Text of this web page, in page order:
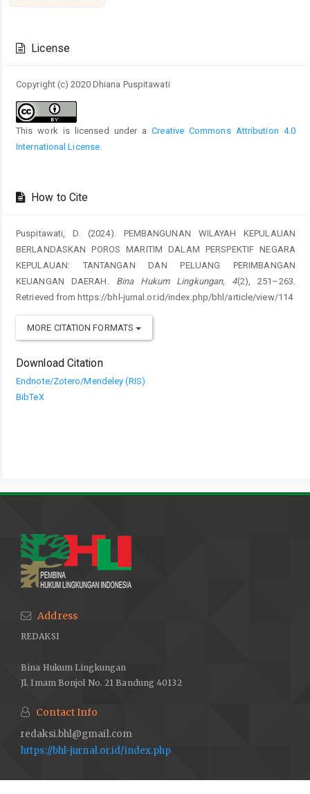
Details
License
Copyright (c) 2020 Dhiana Puspitawati
This work is licensed under aCreative Commons Attribution 4.0
International License.
How to Cite
Puspitawati, D. (2024). PEMBANGUNAN WILAYAH KEPULAUAN
BERLANDASKAN POROS MARITIM DALAM PERSPEKTIF NEGARA
KEPULAUAN: TANTANGAN DAN PELUANG PERIMBANGAN
KEUANGAN DAERAH. Bina Hukum Lingkungan, 4(2), 251–263.
Retrieved from https://bhl-jurnal.or.id/index.php/bhl/article/view/114
MORE CITATION FORMATS
Download Citation
Endnote/Zotero/Mendeley (RIS)
BibTeX
Address
REDAKSI
Bina Hukum Lingkungan
Jl. Imam Bonjol No. 21 Bandung 40132
Contact Info
redaksi.bhl@gmail.com
https://bhl-jurnal.or.id/index.php